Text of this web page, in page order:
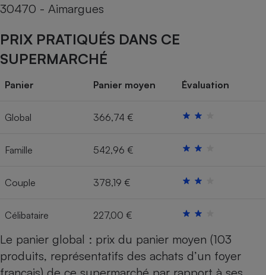
30470 - Aimargues
PRIX PRATIQUÉS DANS CE
SUPERMARCHÉ
Panier Panier moyen Évaluation
Global 366,74 €
Famille 542,96 €
Couple 378,19 €
Célibataire 227,00 €
Le panier global : prix du panier moyen (103
produits, représentatifs des achats d’un foyer
Robot ménager